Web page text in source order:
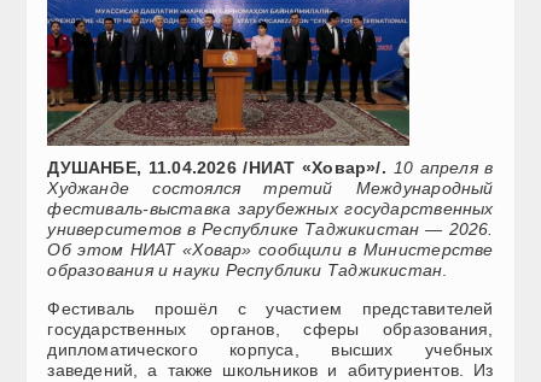
ДУШАНБЕ, 11.04.2026 /НИАТ «Ховар»/. 10 апреля в
Худжанде состоялся третий Международный
фестиваль-выставка зарубежных государственных
университетов в Республике Таджикистан — 2026.
Об этом НИАТ «Ховар» сообщили в Министерстве
образования и науки Республики Таджикистан
Фестиваль прошёл с участием представителей
государственных органов, сферы образования,
дипломатического корпуса, высших учебных
заведений, а также школьников и абитуриентов. Из